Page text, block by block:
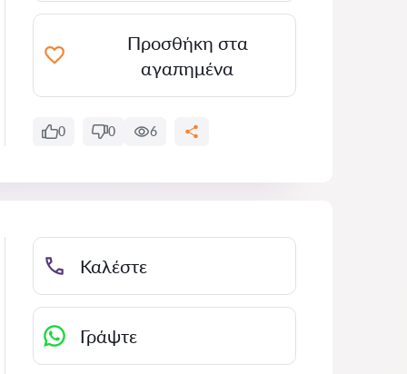
Προσθήκη στα
αγαπημένα
0 0 6
Καλέστε
Γράψτε